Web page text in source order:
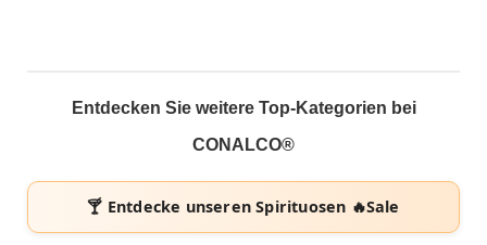
Entdecken Sie weitere Top-Kategorien bei
CONALCO®
🍸 Entdecke unserenSpirituosen 🔥Sale